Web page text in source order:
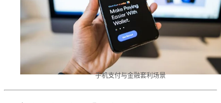
手机支付与金融套利场景